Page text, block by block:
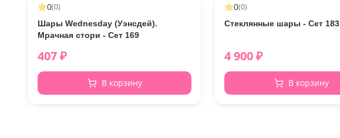
0(0)
Шары Wednesday (Уэнсдей).
Мрачная стори - Сет 169
407₽
В корзину
0(0)
Стеклянные шары - Сет 183
4 900₽
В корзину